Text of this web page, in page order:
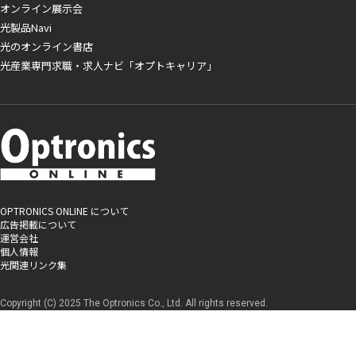
オンライン展示会
光製品Navi
光のオンライン書店
光産業専門求職・求人ナビ「オプトキャリア」
OPTRONICS ONLINE について
広告掲載について
運営会社
個人情報
光関連リンク集
Copyright (C) 2025 The Optronics Co., Ltd. All rights reserved.